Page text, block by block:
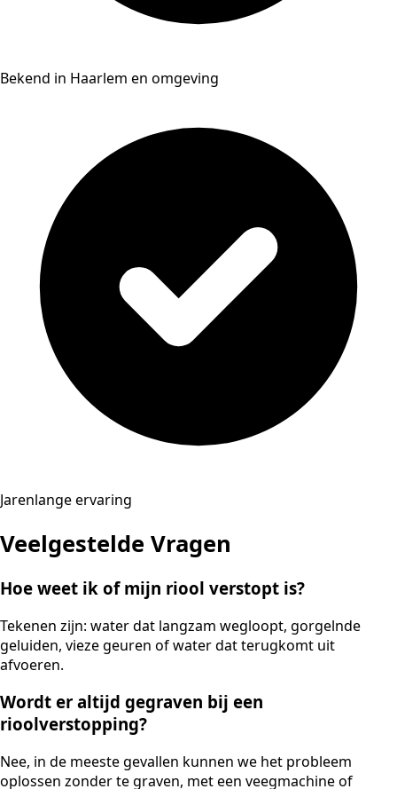
Bekend in Haarlem en omgeving
Jarenlange ervaring
Veelgestelde Vragen
Hoe weet ik of mijn riool verstopt is?
Tekenen zijn: water dat langzam wegloopt, gorgelnde
geluiden, vieze geuren of water dat terugkomt uit
afvoeren.
Wordt er altijd gegraven bij een
rioolverstopping?
Nee, in de meeste gevallen kunnen we het probleem
oplossen zonder te graven, met een veegmachine of